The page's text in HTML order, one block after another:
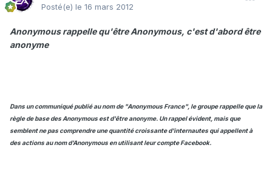
Posté(e) le 16 mars 2012
Anonymous rappelle qu'être Anonymous, c'est d'abord être
anonyme
Dans un communiqué publié au nom de "Anonymous France", le groupe rappelle que la
règle de base des Anonymous est d'être anonyme. Un rappel évident, mais que
semblent ne pas comprendre une quantité croissante d'internautes qui appellent à
des actions au nom d'Anonymous en utilisant leur compte Facebook.